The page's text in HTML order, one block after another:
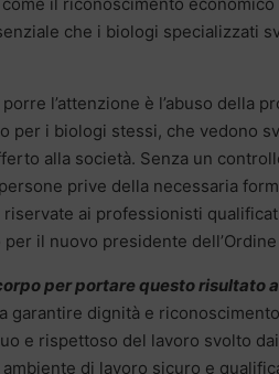
che i biologi specializzati
l’attenzione è l’abuso della
per i biologi stessi, che vedono
alla società. Senza un
prive della necessaria
ai professionisti
il nuovo presidente
per portare questo risultato
garantire dignità e
e rispettoso del lavoro svolto
di lavoro sicuro e